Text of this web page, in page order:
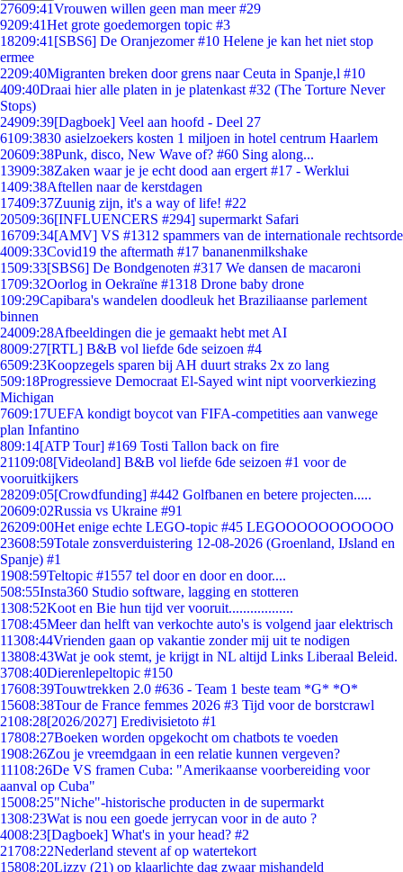
27609:41Vrouwen willen geen man meer #29
9209:41Het grote goedemorgen topic #3
18209:41 [SBS6] De Oranjezomer #10 Helene je kan het niet stop
ermee
2209:40Migranten breken door grens naar Ceuta in Spanje,l #10
409:40Draai hier alle platen in je platenkast #32 (The Torture Never
Stops)
24909:39[Dagboek] Veel aan hoofd - Deel 27
6109:3830 asielzoekers kosten 1 miljoen in hotel centrum Haarlem
20609:38Punk, disco, New Wave of? #60 Sing along...
13909:38Zaken waar je je echt dood aan ergert #17 - Werklui
1409:38Aftellen naar de kerstdagen
17409:37Zuunig zijn, it's a way of life! #22
20509:36[INFLUENCERS #294] supermarkt Safari
16709:34[AMV] VS #1312 spammers van de internationale rechtsorde
4009:33Covid19 the aftermath #17 bananenmilkshake
1509:33[SBS6] De Bondgenoten #317 We dansen de macaroni
1709:32Oorlog in Oekraïne #1318 Drone baby drone
109:29Capibara's wandelen doodleuk het Braziliaanse parlement
binnen
24009:28Afbeeldingen die je gemaakt hebt met AI
8009:27[RTL] B&B vol liefde 6de seizoen #4
6509:23Koopzegels sparen bij AH duurt straks 2x zo lang
509:18Progressieve Democraat El-Sayed wint nipt voorverkiezing
Michigan
7609:17UEFA kondigt boycot van FIFA-competities aan vanwege
plan Infantino
809:14[ATP Tour] #169 Tosti Tallon back on fire
21109:08[Videoland] B&B vol liefde 6de seizoen #1 voor de
vooruitkijkers
28209:05[Crowdfunding] #442 Golfbanen en betere projecten.....
20609:02Russia vs Ukraine #91
26209:00Het enige echte LEGO-topic #45 LEGOOOOOOOOOOO
23608:59Totale zonsverduistering 12-08-2026 (Groenland, IJsland en
Spanje) #1
1908:59Teltopic #1557 tel door en door en door....
508:55Insta360 Studio software, lagging en stotteren
1308:52Koot en Bie hun tijd ver vooruit..................
1708:45Meer dan helft van verkochte auto's is volgend jaar elektrisch
11308:44Vrienden gaan op vakantie zonder mij uit te nodigen
13808:43Wat je ook stemt, je krijgt in NL altijd Links Liberaal Beleid.
3708:40Dierenlepeltopic #150
17608:39Touwtrekken 2.0 #636 - Team 1 beste team *G* *O*
15608:38Tour de France femmes 2026 #3 Tijd voor de borstcrawl
2108:28[2026/2027] Eredivisietoto #1
17808:27Boeken worden opgekocht om chatbots te voeden
1908:26Zou je vreemdgaan in een relatie kunnen vergeven?
11108:26De VS framen Cuba: "Amerikaanse voorbereiding voor
aanval op Cuba"
15008:25"Niche"-historische producten in de supermarkt
1308:23Wat is nou een goede jerrycan voor in de auto ?
4008:23[Dagboek] What's in your head? #2
21708:22Nederland stevent af op watertekort
15808:20Lizzy (21) op klaarlichte dag zwaar mishandeld